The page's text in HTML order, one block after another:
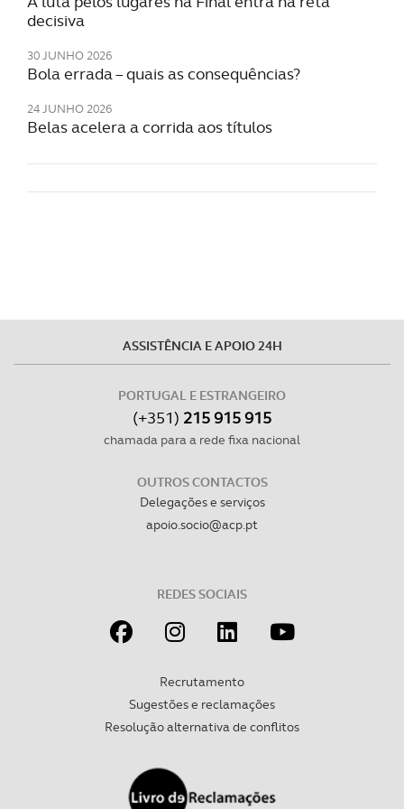
decisiva
30 JUNHO 2026
Bola errada – quais as consequências?
24 JUNHO 2026
Belas acelera a corrida aos títulos
ASSISTÊNCIA E APOIO 24H
PORTUGAL E ESTRANGEIRO
(+351) 215 915 915
chamada para a rede fixa nacional
OUTROS CONTACTOS
Delegações e serviços
apoio.socio@acp.pt
REDES SOCIAIS
Recrutamento
Sugestões e reclamações
Resolução alternativa de conflitos